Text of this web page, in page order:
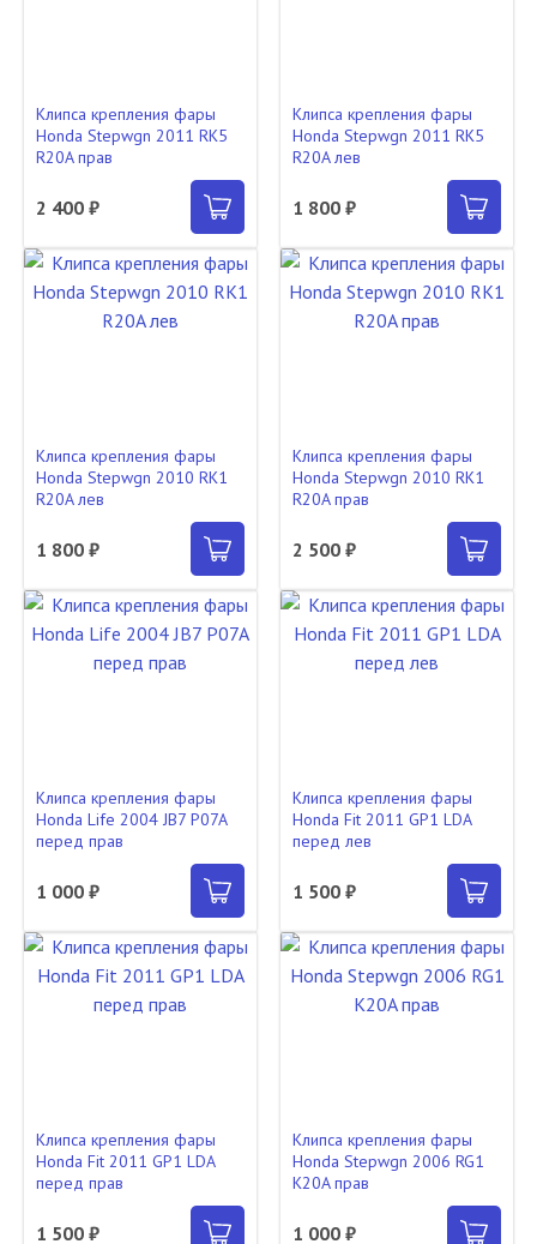
Клипса крепления фары
Honda Stepwgn 2011 RK5
R20A прав
2 400 ₽
Клипса крепления фары
Honda Stepwgn 2011 RK5
R20A лев
1 800 ₽
Клипса крепления фары
Honda Stepwgn 2010 RK1
R20A лев
1 800 ₽
Клипса крепления фары
Honda Stepwgn 2010 RK1
R20A прав
2 500 ₽
Клипса крепления фары
Honda Life 2004 JB7 P07A
перед прав
1 000 ₽
Клипса крепления фары
Honda Fit 2011 GP1 LDA
перед лев
1 500 ₽
Клипса крепления фары
Honda Fit 2011 GP1 LDA
перед прав
1 500 ₽
Клипса крепления фары
Honda Stepwgn 2006 RG1
K20A прав
1 000 ₽